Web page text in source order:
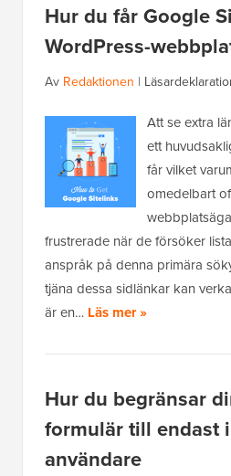
Hur du får Google
WordPress-
Av Redaktionen |
Att se extra
ett
får vilket
omedelbart
frustrerade när de försöker
anspråk på denna primära
tjäna dessa sidlänkar kan
är en… Läs mer »
Hur du begränsar
formulär till endast
användare